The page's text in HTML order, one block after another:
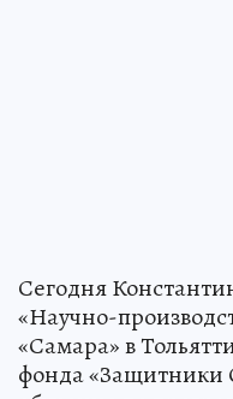
Сегодня
«Научно-
«Самара» в
фонда «Защитники